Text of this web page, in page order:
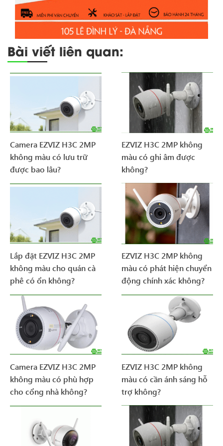
Bài viết liên quan:
Camera EZVIZ H3C 2MP
không màu có lưu trữ
được bao lâu?
EZVIZ H3C 2MP không
màu có ghi âm được
không?
Lắp đặt EZVIZ H3C 2MP
không màu cho quán cà
phê có ổn không?
EZVIZ H3C 2MP không
màu có phát hiện chuyển
động chính xác không?
Camera EZVIZ H3C 2MP
không màu có phù hợp
cho cổng nhà không?
EZVIZ H3C 2MP không
màu có cần ánh sáng hỗ
trợ không?